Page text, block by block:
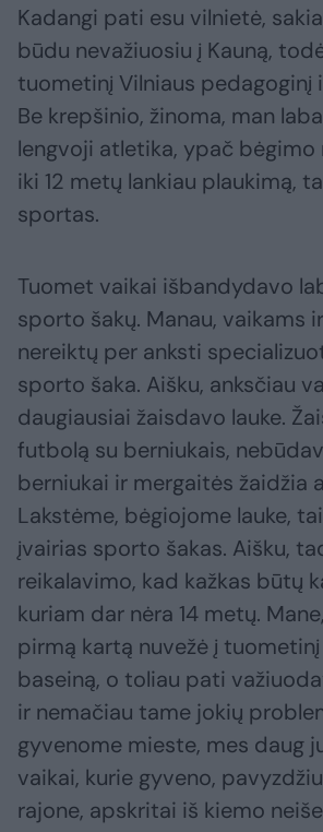
Kadangi pati esu vilnietė,
būdu nevažiuosiu į Kauną,
tuometinį Vilniaus pedagoginį
Be krepšinio, žinoma, man
lengvoji atletika, ypač bėgimo
iki 12 metų lankiau plaukimą,
sportas.
Tuomet vaikai išbandydavo
sporto šakų. Manau, vaikams
nereiktų per anksti
sporto šaka. Aišku, anksčiau
daugiausiai žaisdavo lauke.
futbolą su berniukais,
berniukai ir mergaitės žaidžia
Lakstėme, bėgiojome lauke,
įvairias sporto šakas. Aišku,
reikalavimo, kad kažkas būtų
kuriam dar nėra 14 metų.
pirmą kartą nuvežė į tuometinį
baseiną, o toliau pati
ir nemačiau tame jokių
gyvenome mieste, mes daug
vaikai, kurie gyveno,
rajone, apskritai iš kiemo